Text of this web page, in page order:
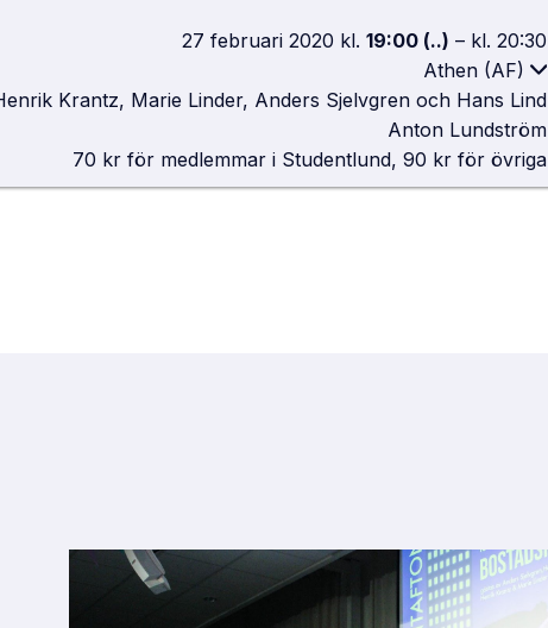
27 februari 2020 kl. 19:00 (..) – kl. 20:30
Athen (AF)
Café Athén, AF-Borgen
Sandgatan 2, 223 50 Lund
Google Maps
Krantz, Marie Linder, Anders Sjelvgren och Hans Lind
Anton Lundström
70 kr för medlemmar i Studentlund, 90 kr för övriga